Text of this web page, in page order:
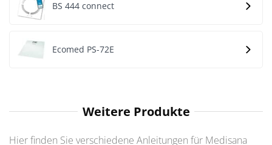
BS 444 connect
Ecomed PS-72E
Weitere Produkte
Hier finden Sie verschiedene Anleitungen für Medisana